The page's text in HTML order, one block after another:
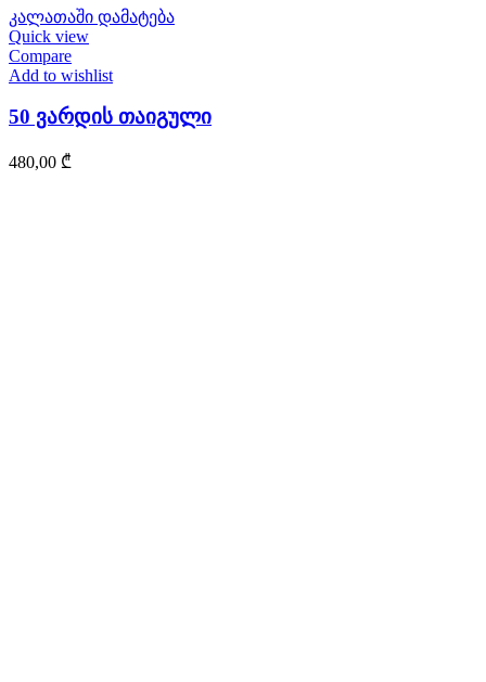
კალათაში დამატება
Quick view
Compare
Add to wishlist
50 ვარდის თაიგული
480,00 ₾